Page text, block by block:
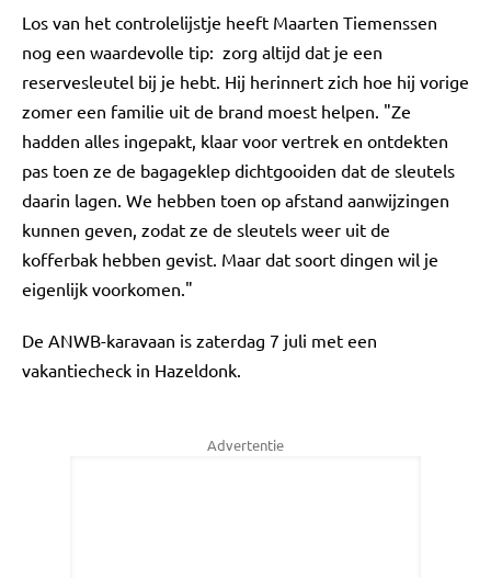
Los van het controlelijstje heeft Maarten Tiemenssen
nog een waardevolle tip: zorg altijd dat je een
reservesleutel bij je hebt. Hij herinnert zich hoe hij vorige
zomer een familie uit de brand moest helpen. "Ze
hadden alles ingepakt, klaar voor vertrek en ontdekten
pas toen ze de bagageklep dichtgooiden dat de sleutels
daarin lagen. We hebben toen op afstand aanwijzingen
kunnen geven, zodat ze de sleutels weer uit de
kofferbak hebben gevist. Maar dat soort dingen wil je
eigenlijk voorkomen."
De ANWB-karavaan is zaterdag 7 juli met een
vakantiecheck in Hazeldonk.
Advertentie